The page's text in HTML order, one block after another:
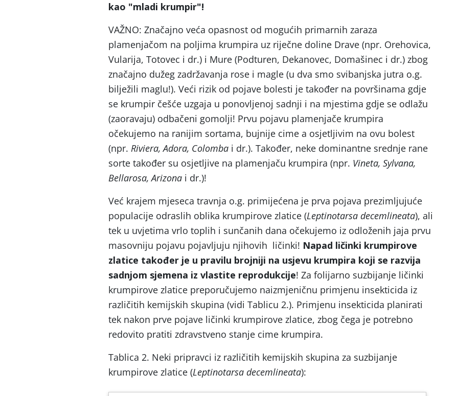
kao "mladi krumpir"!
VAŽNO: Značajno veća opasnost od mogućih primarnih zaraza
plamenjačom na poljima krumpira uz riječne doline Drave (npr. Orehovica,
Vularija, Totovec i dr.) i Mure (Podturen, Dekanovec, Domašinec i dr.) zbog
značajno dužeg zadržavanja rose i magle (u dva smo svibanjska jutra o.g.
bilježili maglu!). Veći rizik od pojave bolesti je također na površinama gdje
se krumpir češće uzgaja u ponovljenoj sadnji i na mjestima gdje se odlažu
(zaoravaju) odbačeni gomolji! Prvu pojavu plamenjače krumpira
očekujemo na ranijim sortama, bujnije cime a osjetljivim na ovu bolest
(npr. Riviera, Adora, Colomba i dr.). Također, neke dominantne srednje rane
sorte također su osjetljive na plamenjaču krumpira (npr. Vineta, Sylvana,
Bellarosa, Arizona i dr.)!
Već krajem mjeseca travnja o.g. primijećena je prva pojava prezimljujuće
populacije odraslih oblika krumpirove zlatice (Leptinotarsa decemlineata), ali
tek u uvjetima vrlo toplih i sunčanih dana očekujemo iz odloženih jaja prvu
masovniju pojavu pojavljuju njihovih ličinki! Napad ličinki krumpirove
zlatice također je u pravilu brojniji na usjevu krumpira koji se razvija
sadnjom sjemena iz vlastite reprodukcije! Za folijarno suzbijanje ličinki
krumpirove zlatice preporučujemo naizmjeničnu primjenu insekticida iz
različitih kemijskih skupina (vidi Tablicu 2.). Primjenu insekticida planirati
tek nakon prve pojave ličinki krumpirove zlatice, zbog čega je potrebno
redovito pratiti zdravstveno stanje cime krumpira.
Tablica 2. Neki pripravci iz različitih kemijskih skupina za suzbijanje
krumpirove zlatice (Leptinotarsa decemlineata):